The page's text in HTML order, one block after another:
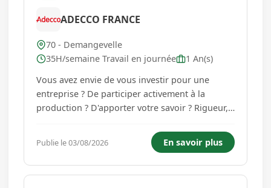
ADECCO FRANCE
70 - Demangevelle
35H/semaine Travail en journée
1 An(s)
Vous avez envie de vous investir pour une
entreprise ? De participer activement à la
production ? D'apporter votre savoir ? Rigueur,
dynamique sont vos principales qualités ? La
logistique est un secteur qui n'a plus de secret
pour vous ? Vous souha...
Publie le 03/08/2026 En savoir plus